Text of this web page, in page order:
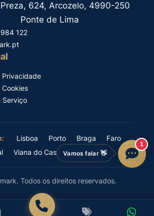
624, Arcozelo, 4990-250
Ponte de Lima
122
Privacidade
Cookies
Serviço
Lisboa Porto Braga
Faro
Viana do Castelo Coimbra
Todos os direitos reservados.
Vamos falar 👋